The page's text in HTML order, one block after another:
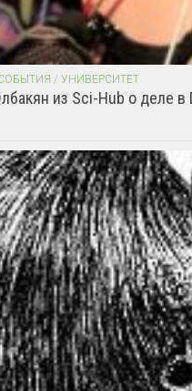
/ УНИВЕРСИТЕТ
из Sci-Hub о деле в